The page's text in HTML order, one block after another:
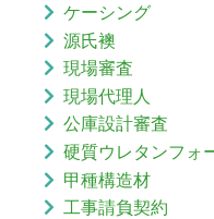
ケーシング
源氏襖
現場審査
現場代理人
公庫設計審査
硬質ウレタンフォ
甲種構造材
工事請負契約